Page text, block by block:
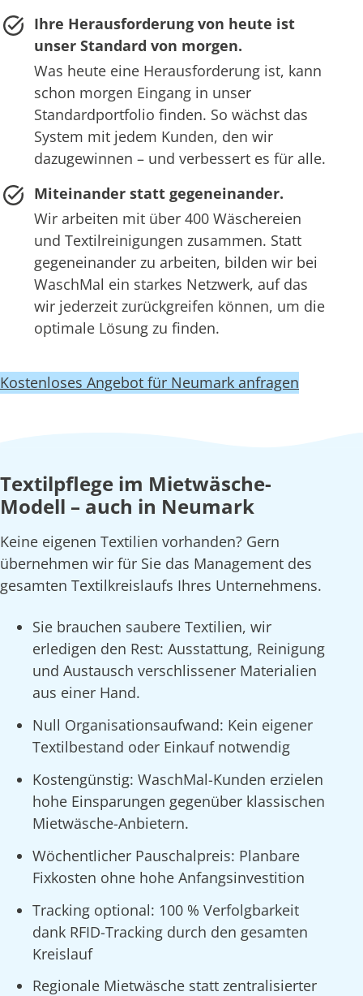
Ihre Herausforderung von heute ist
unser Standard von morgen.
Was heute eine Herausforderung ist, kann
schon morgen Eingang in unser
Standardportfolio finden. So wächst das
System mit jedem Kunden, den wir
dazugewinnen – und verbessert es für alle.
Miteinander statt gegeneinander.
Wir arbeiten mit über 400 Wäschereien
und Textilreinigungen zusammen. Statt
gegeneinander zu arbeiten, bilden wir bei
WaschMal ein starkes Netzwerk, auf das
wir jederzeit zurückgreifen können, um die
optimale Lösung zu finden.
Kostenloses Angebot für Neumark anfragen
Textilpflege im Mietwäsche-
Modell – auch in Neumark
Keine eigenen Textilien vorhanden? Gern
übernehmen wir für Sie das Management des
gesamten Textilkreislaufs Ihres Unternehmens.
Sie brauchen saubere Textilien, wir
erledigen den Rest: Ausstattung, Reinigung
und Austausch verschlissener Materialien
aus einer Hand.
Null Organisationsaufwand: Kein eigener
Textilbestand oder Einkauf notwendig
Kostengünstig: WaschMal-Kunden erzielen
hohe Einsparungen gegenüber klassischen
Mietwäsche-Anbietern.
Wöchentlicher Pauschalpreis: Planbare
Fixkosten ohne hohe Anfangsinvestition
Tracking optional: 100 % Verfolgbarkeit
dank RFID-Tracking durch den gesamten
Kreislauf
Regionale Mietwäsche statt zentralisierter